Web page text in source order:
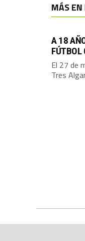
MÁS EN
A 18
FÚTBOL
El 27 de
Tres